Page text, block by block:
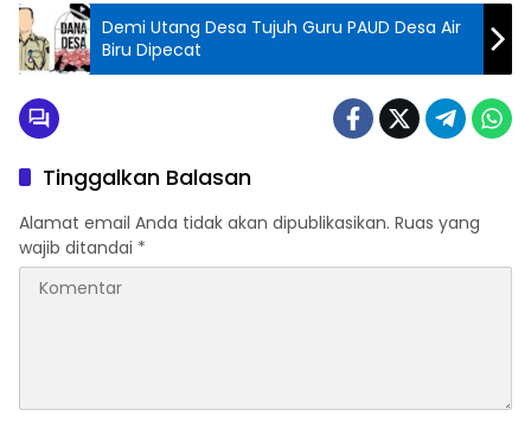
Demi Utang Desa Tujuh Guru PAUD Desa Air
Biru Dipecat
Tinggalkan Balasan
Alamat email Anda tidak akan dipublikasikan. Ruas yang
wajib ditandai *